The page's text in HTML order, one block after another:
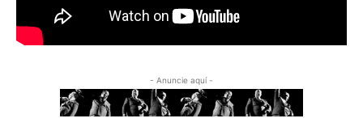
- Anuncie aquí -